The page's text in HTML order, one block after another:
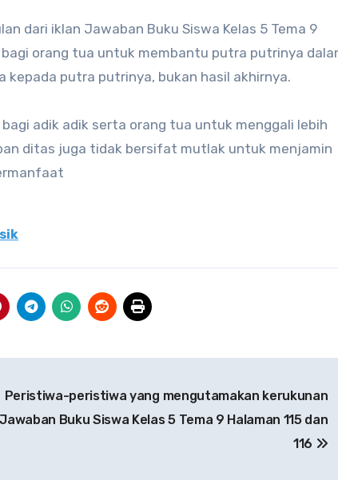
dari iklan Jawaban Buku Siswa Kelas 5 Tema 9
orang tua untuk membantu putra putrinya
putra putrinya, bukan hasil akhirnya.
adik adik serta orang tua untuk menggali lebih
ditas juga tidak bersifat mutlak untuk menjamin
Peristiwa-peristiwa yang mengutamakan kerukunan
Jawaban Buku Siswa Kelas 5 Tema 9 Halaman 115 dan
116